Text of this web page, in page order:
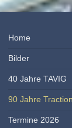
Home
Bilder
40 Jahre TAVIG
90 Jahre
Termine 2026